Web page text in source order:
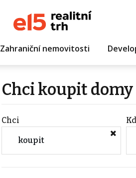
Zahraniční nemovitosti
Chci koupit
Chci
koupit